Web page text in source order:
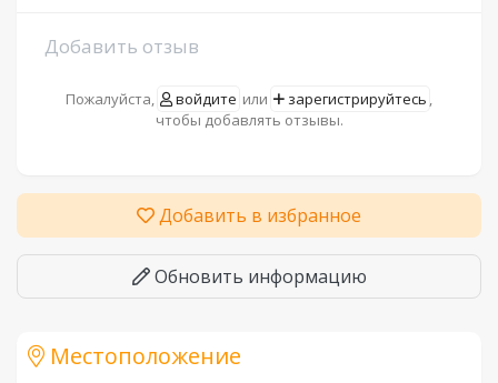
Добавить отзыв
Пожалуйста, войдите или зарегистрируйтесь ,
чтобы добавлять отзывы.
Добавить в избранное
Обновить информацию
Местоположение